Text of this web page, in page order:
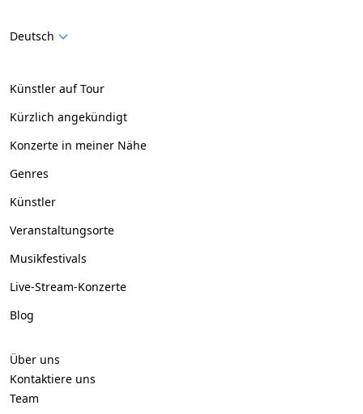
Deutsch
Künstler auf Tour
Kürzlich angekündigt
Konzerte in meiner Nähe
Genres
Künstler
Veranstaltungsorte
Musikfestivals
Live-Stream-Konzerte
Blog
Über uns
Kontaktiere uns
Team